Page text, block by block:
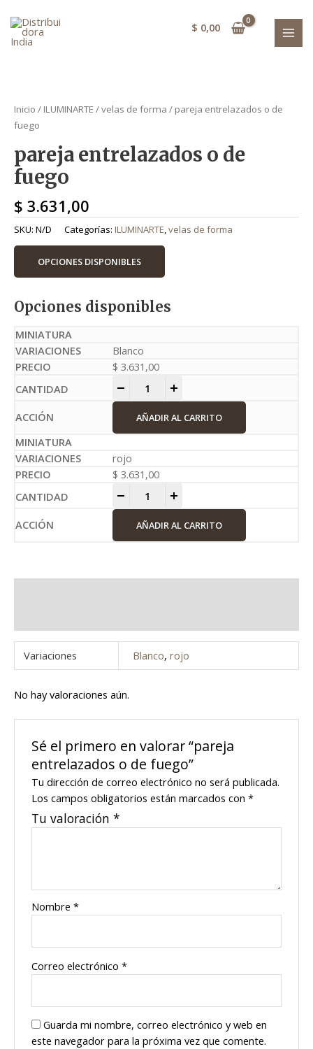
contenido
$ 0,00
Inicio / ILUMINARTE /velas de forma / pareja entrelazados o de
fuego
pareja entrelazados o de
fuego
$ 3.631,00
SKU: N/D Categorías: ILUMINARTE,velas de forma
OPCIONES DISPONIBLES
Opciones disponibles
Blanco
$ 3.631,00
AÑADIR AL CARRITO
rojo
$ 3.631,00
AÑADIR AL CARRITO
Variaciones Blanco, rojo
No hay valoraciones aún.
Sé el primero en valorar “pareja
entrelazados o de fuego”
Tu dirección de correo electrónico no será publicada.
Los campos obligatorios están marcados con*
Tu valoración*
Nombre*
Correo electrónico*
Guarda mi nombre, correo electrónico y web en
este navegador para la próxima vez que comente.